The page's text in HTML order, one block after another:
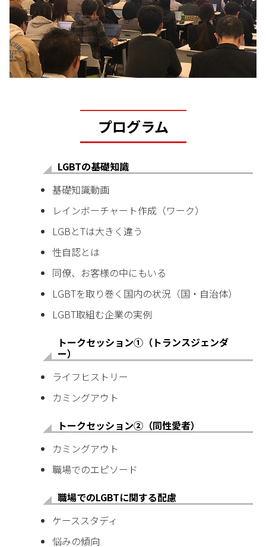
プログラム
LGBTの基礎知識
基礎知識動画
レインボーチャート作成（ワーク）
LGBとTは大きく違う
性自認とは
同僚、お客様の中にもいる
LGBTを取り巻く国内の状況（国・自治体）
LGBT取組む企業の実例
トークセッション①（トランスジェンダ
ー）
ライフヒストリー
カミングアウト
トークセッション②（同性愛者）
カミングアウト
職場でのエピソード
職場でのLGBTに関する配慮
ケーススタディ
悩みの傾向